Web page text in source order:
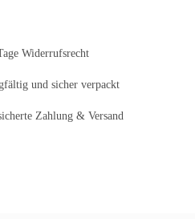
Widerrufsrecht
und sicher verpackt
Zahlung & Versand